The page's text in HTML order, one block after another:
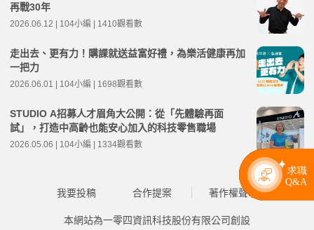
再戰30年
2026.06.12 | 104小編 | 1410觀看數
走出去、更有力！購課就送益富好禮，為樂活健康再加
一把力
2026.06.01 | 104小編 | 1698觀看數
STUDIO A招募人才眉角大公開：從「先體驗再面
試」，打造中高齡也能安心加入的科技零售職場
2026.05.06 | 104小編 | 1334觀看數
我要投稿 合作提案 著作權聲明
本網站為一零四資訊科技股份有限公司創設